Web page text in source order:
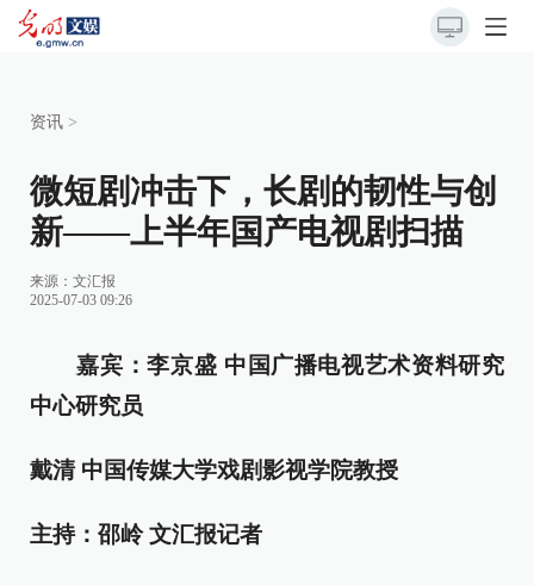
资讯 >
微短剧冲击下，长剧的韧性与创
新——上半年国产电视剧扫描
来源： 文汇报
2025-07-03 09:26
嘉宾：李京盛 中国广播电视艺术资料研究
中心研究员
戴清 中国传媒大学戏剧影视学院教授
主持：邵岭 文汇报记者